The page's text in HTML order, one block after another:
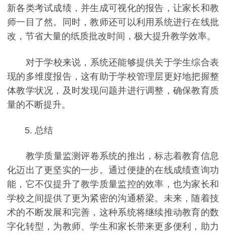
新各类考试成绩，并生成可视化的报告，让家长和教
师一目了然。同时，教师还可以利用系统进行在线批
改，节省大量的纸质批改时间，极大提升教学效率。
对于学校来说，系统还能够提供关于学生综合表
现的多维度报告，这有助于学校管理层更好地把握整
体教学状况，及时发现问题并进行调整，确保教育质
量的不断提升。
5. 总结
教学质量监测评卷系统的推出，标志着教育信息
化迈出了更坚实的一步。通过便捷的在线成绩查询功
能，它不仅提升了教学质量监控的效率，也为家长和
学校之间提供了更为紧密的沟通桥梁。未来，随着技
术的不断发展和完善，这种系统将继续推动教育的数
字化转型，为教师、学生和家长带来更多便利，助力